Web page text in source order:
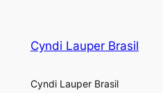
Cyndi Lauper Brasil
Cyndi Lauper Brasil